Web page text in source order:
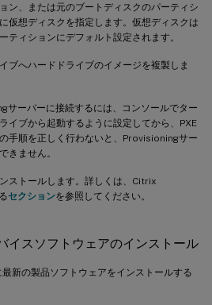
ン、または元のブートディスクのパーティシ
仮想ディスクを指定します。仮想ディスクは
ティションにデフォルト設定されます。
ブへハードドライブのイメージを複製しま
サーバーに接続するには、コンソールでター
イブから起動するように設定してから、PXE
手順を正しく行わないと、Provisioningサー
きません。
ストールします。詳しくは、Citrix
セクションを参照してください。
イスソフトウェアのインストール
新の製品ソフトウェアをインストールする